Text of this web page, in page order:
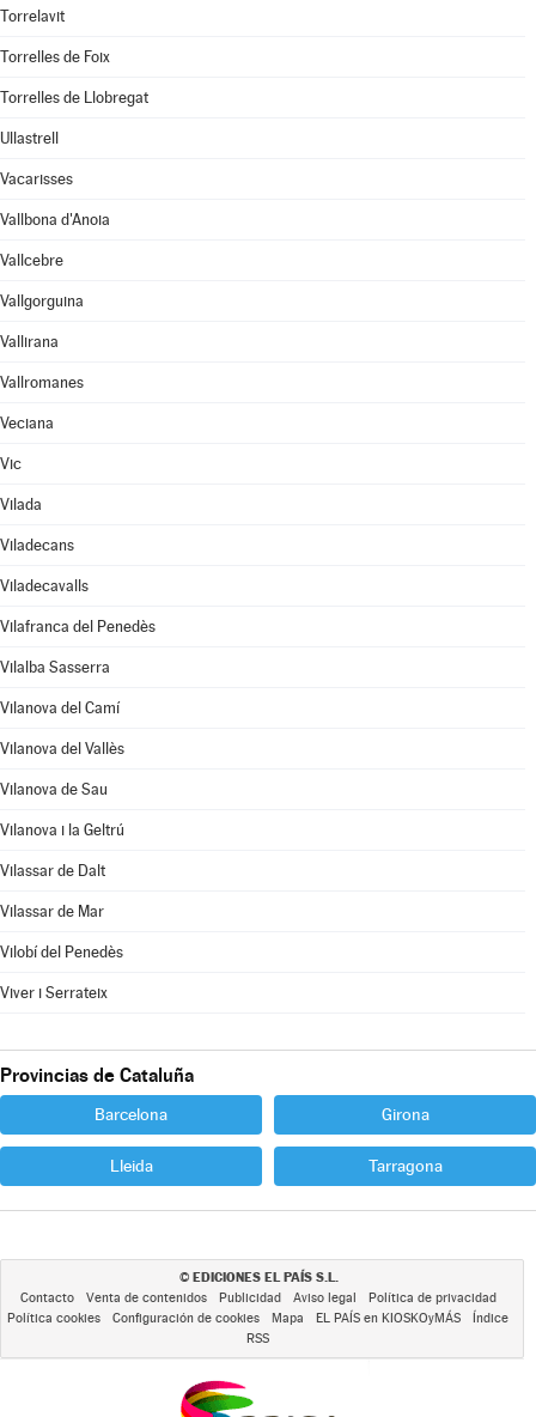
Torrelavit
Torrelles de Foix
Torrelles de Llobregat
Ullastrell
Vacarisses
Vallbona d'Anoia
Vallcebre
Vallgorguina
Vallirana
Vallromanes
Veciana
Vic
Vilada
Viladecans
Viladecavalls
Vilafranca del Penedès
Vilalba Sasserra
Vilanova del Camí
Vilanova del Vallès
Vilanova de Sau
Vilanova i la Geltrú
Vilassar de Dalt
Vilassar de Mar
Vilobí del Penedès
Viver i Serrateix
Provincias de Cataluña
Barcelona Girona
Lleida Tarragona
© EDICIONES EL PAÍS S.L.
Contacto Venta de contenidos Publicidad Aviso legal
Política de privacidad
Política cookies
Configuración de cookies Mapa EL PAÍS en KIOSKOyMÁS
Índice
RSS